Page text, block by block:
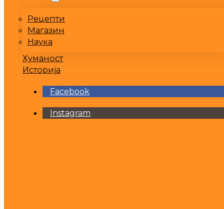
Рецепти
Магазин
Наука
Хуманост
Историја
Facebook
Instagram